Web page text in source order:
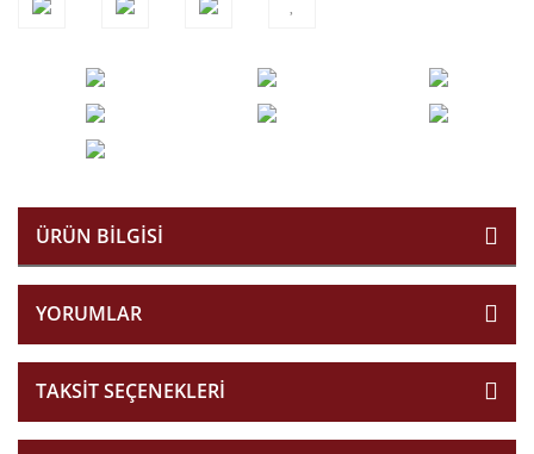
ÜRÜN BILGISI
YORUMLAR
TAKSIT SEÇENEKLERI